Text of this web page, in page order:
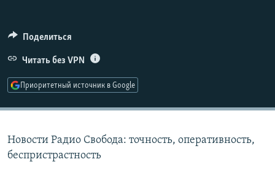
ПОДПИШИТЕСЬ НА РАССЫЛКУ
СОЦИАЛЬНЫЕ СЕТИ
Поделиться
Читать без VPN
Приоритетный источник в Google
Новости Радио Свобода: точность, оперативность,
беспристрастность